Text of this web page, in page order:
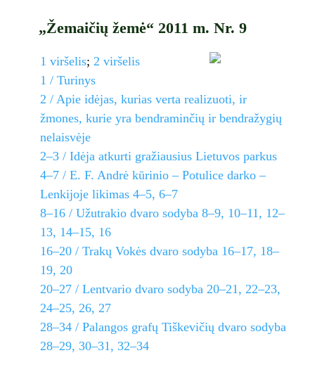
„Žemaičių žemė“ 2011 m. Nr. 9
1 viršelis; 2 viršelis
1 / Turinys
2 / Apie idėjas, kurias verta realizuoti, ir
žmones, kurie yra bendraminčių ir bendražygių
nelaisvėje
2–3 / Idėja atkurti gražiausius Lietuvos parkus
4–7 / E. F. Andrė kūrinio – Potulice darko –
Lenkijoje likimas 4–5, 6–7
8–16 / Užutrakio dvaro sodyba 8–9, 10–11, 12–
13, 14–15, 16
16–20 / Trakų Vokės dvaro sodyba 16–17, 18–
19, 20
20–27 / Lentvario dvaro sodyba 20–21, 22–23,
24–25, 26, 27
28–34 / Palangos grafų Tiškevičių dvaro sodyba
28–29, 30–31, 32–34